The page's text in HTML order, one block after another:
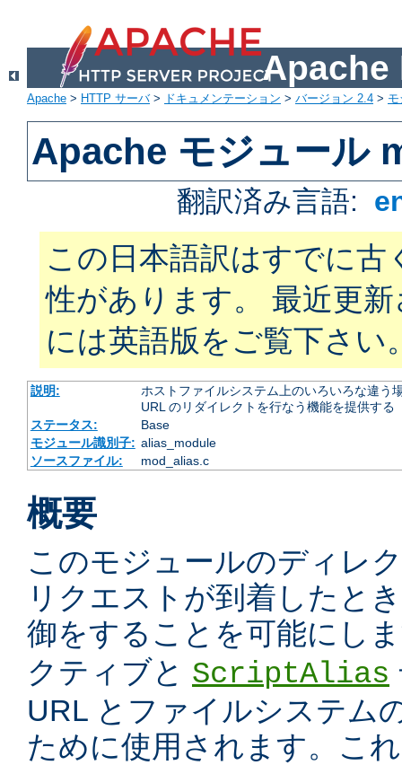
Apache
Apache > HTTP サーバ> ドキュメンテーション > バージョン 2.4 >
Apache モジュール
翻訳済み言語:
この日本語訳はすでに古
性があります。 最近更
には英語版をご覧下さい
説明:
ホストファイルシステム上のいろいろな違う
URL のリダイレクトを行なう機能を提供する
ステータス:
Base
モジュール識別子: alias_module
ソースファイル:
mod_alias.c
概要
このモジュールのディレ
リクエストが到着したと
御をすることを可能にし
クティブと ScriptAlias
URL とファイルシステム
ために使用されます。こ